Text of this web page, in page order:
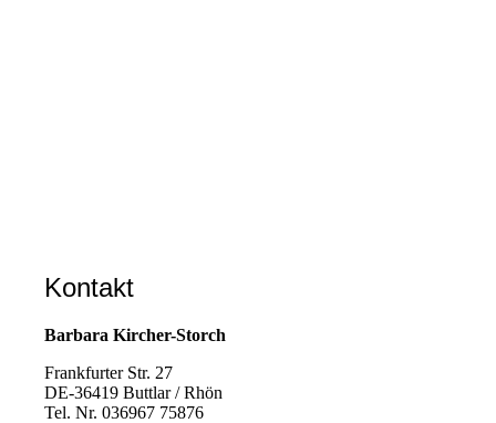
Kontakt
Barbara Kircher-Storch
Frankfurter Str. 27
DE-36419 Buttlar / Rhön
Tel. Nr. 036967 75876